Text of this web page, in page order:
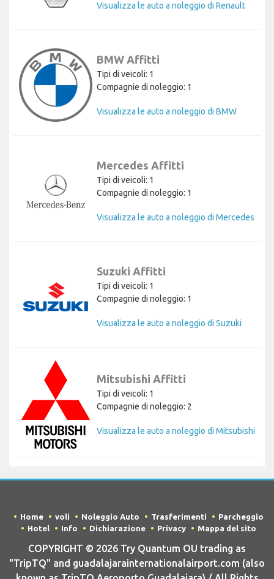
Visualizza le auto a noleggio di Renault
BMW Affitti
Tipi di veicoli: 1
Compagnie di noleggio: 1
Visualizza le auto a noleggio di BMW
Mercedes Affitti
Tipi di veicoli: 1
Compagnie di noleggio: 1
Visualizza le auto a noleggio di Mercedes
Suzuki Affitti
Tipi di veicoli: 1
Compagnie di noleggio: 1
Visualizza le auto a noleggio di Suzuki
Mitsubishi Affitti
Tipi di veicoli: 1
Compagnie di noleggio: 2
Visualizza le auto a noleggio di Mitsubishi
Home voli Noleggio Auto Trasferimenti
Parcheggio
Hotel
Info Dichiarazione Privacy Mappa del sito
COPYRIGHT © 2026 Try Quantum OU trading as
"TripTQ" and guadalajarainternationalairport.com (also